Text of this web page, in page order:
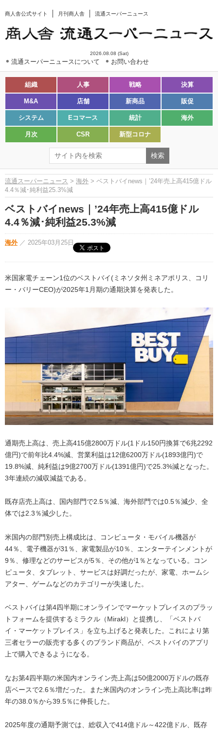
商人舎公式サイト 月刊商人舎 流通スーパーニュース
2026.08.08 (Sat)
流通スーパーニュースについて お問い合わせ
組織 人事 戦略 決算
M&A 店舗 新商品 販促
システム Eコマース 統計 海外
月次 CSR 新型コロナ
流通スーパーニュース > 海外 > ベストバイnews｜’24年売上高415億ドル
4.4％減･純利益25.3%減
ベストバイnews｜’24年売上高415億ドル
4.4％減･純利益25.3%減
海外 ／ 2025年03月25日
米国家電チェーン1位のベストバイ(ミネソタ州ミネアポリス、コリ
ー・バリーCEO)が2025年1月期の通期決算を発表した。
通期売上高は、売上高415億2800万ドル(1ドル150円換算で6兆2292
億円)で前年比4.4%減、営業利益は12億6200万ドル(1893億円)で
19.8%減、純利益は9億2700万ドル(1391億円)で25.3%減となった。
3年連続の減収減益である。
既存店売上高は、国内部門で2.5％減、海外部門では0.5％減少、全
体では2.3％減少した。
米国内の部門別売上構成比は、コンピュータ・モバイル機器が
44％、電子機器が31％、家電製品が10％、エンターテインメントが
9％、修理などのサービスが5％、その他が1％となっている。コン
ピュータ、タブレット、サービスは好調だったが、家電、ホームシ
アター、ゲームなどのカテゴリーが失速した。
ベストバイは第4四半期にオンラインでマーケットプレイスのプラッ
トフォームを提供するミラクル（Mirakl）と提携し、「ベストバ
イ・マーケットプレイス」を立ち上げると発表した。これにより第
三者セラーの販売する多くのブランド商品が、ベストバイのアプリ
上で購入できるようになる。
なお第4四半期の米国内オンライン売上高は50億2000万ドルの既存
店ベースで2.6％増だった。また米国内のオンライン売上高比率は昨
年の38.0％から39.5％に伸長した。
2025年度の通期予測では、総収入で414億ドル～422億ドル、既存